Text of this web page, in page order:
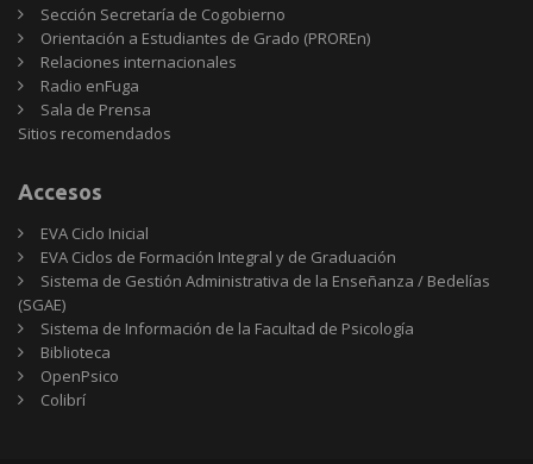
Sección Secretaría de Cogobierno
Orientación a Estudiantes de Grado (PROREn)
Relaciones internacionales
Radio enFuga
Sala de Prensa
Sitios
Sitios recomendados
Accesos
EVA Ciclo Inicial
EVA Ciclos de Formación Integral y de Graduación
Sistema de Gestión Administrativa de la Enseñanza / Bedelías
(SGAE)
Sistema de Información de la Facultad de Psicología
Biblioteca
OpenPsico
Colibrí